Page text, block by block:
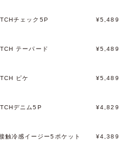
チェック5P ¥5,489
テーパード ¥5,489
ピケ ¥5,489
デニム5P ¥4,829
触冷感イージー5ポケット ¥4,389